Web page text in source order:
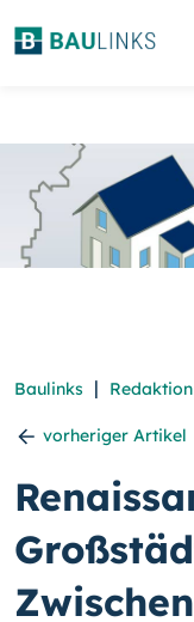
Baulinks | Redaktion
vorheriger Artikel